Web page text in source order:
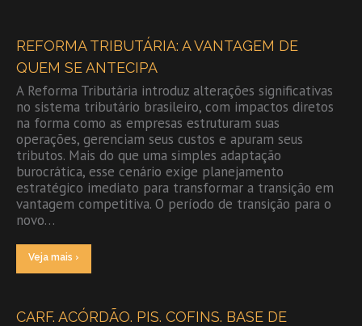
REFORMA TRIBUTÁRIA: A VANTAGEM DE
QUEM SE ANTECIPA
A Reforma Tributária introduz alterações significativas
no sistema tributário brasileiro, com impactos diretos
na forma como as empresas estruturam suas
operações, gerenciam seus custos e apuram seus
tributos. Mais do que uma simples adaptação
burocrática, esse cenário exige planejamento
estratégico imediato para transformar a transição em
vantagem competitiva. O período de transição para o
novo…
Veja mais ›
CARF. ACÓRDÃO. PIS. COFINS. BASE DE